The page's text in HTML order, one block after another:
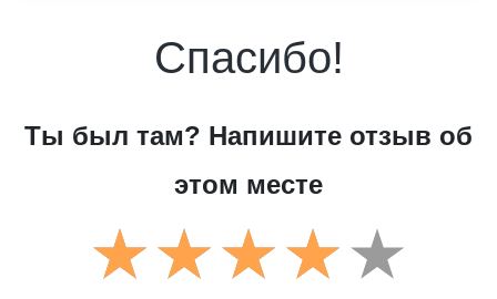
Спасибо!
Ты был там? Напишите отзыв об
этом месте